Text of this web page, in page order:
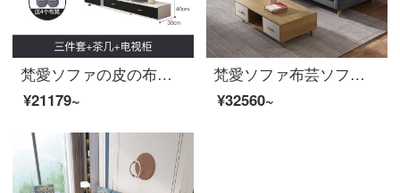
梵愛ソファの皮の布のソファー現代簡単なサイズの部屋型のラテックスは布芸ソファーのスマートUSB充電の多種の生地を分解して洗うことができます。リビングルームの家具をセットにします。
¥21179~
梵愛ソファ布芸ソファ北欧の小型ソファーの三人のソファのリビングルームの家具四人位＋足（長さ約2.84メートル）アップグレード版-科技布（ラテックスシートのカバン）
¥32560~